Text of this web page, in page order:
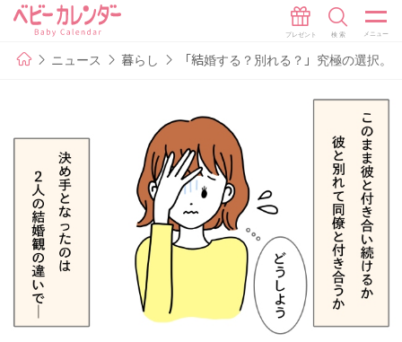
ニュース 暮らし 「結婚する？別れる？」究極の選択